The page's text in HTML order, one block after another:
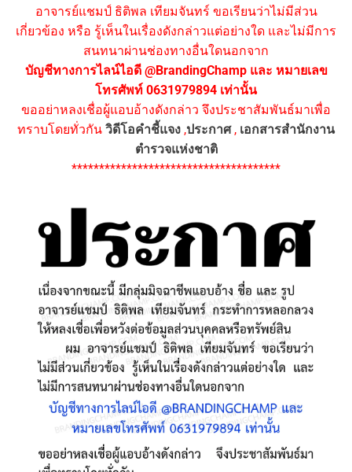
อาจารย์แชมป์ ธิติพล เทียมจันทร์ ขอเรียนว่าไม่มีส่วน
เกี่ยวข้อง หรือ รู้เห็นในเรื่องดังกล่าวแต่อย่างใด และไม่มีการ
สนทนาผ่านช่องทางอื่นใดนอกจาก
บัญชีทางการไลน์ไอดี @BrandingChamp และ หมายเลข
โทรศัพท์ 0631979894 เท่านั้น
ขออย่าหลงเชื่อผู้แอบอ้างดังกล่าว จึงประชาสัมพันธ์มาเพื่อ
ทราบโดยทั่วกัน วิดีโอคำชี้แจง ,ประกาศ, เอกสารสำนักงาน
ตำรวจแห่งชาติ
**************************************